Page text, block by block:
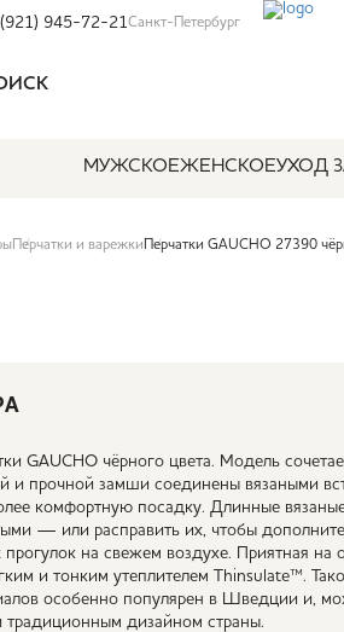
945-72-21Санкт-Петербург
МУЖСКОЕЖЕНСКОЕУХОД
Перчатки и варежки Перчатки GAUCHO 27390
GAUCHO чёрного цвета. Модель
и прочной замши соединены вязаными
комфортную посадку. Длинные
— или расправить их, чтобы
прогулок на свежем воздухе. Приятная на
и тонким утеплителем Thinsulate™.
особенно популярен в Шведции и,
традиционным дизайном страны.